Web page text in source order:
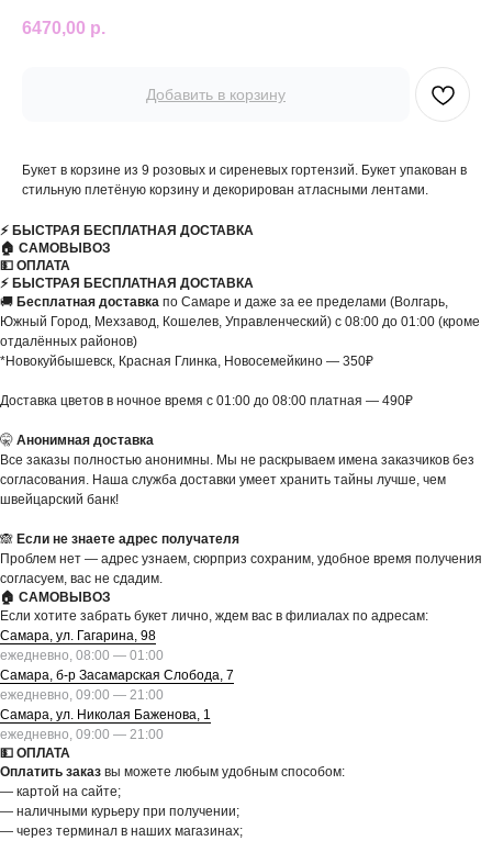
6470,00 р.
Добавить в корзину
Букет в корзине из 9 розовых и сиреневых гортензий. Букет упакован в
стильную плетёную корзину и декорирован атласными лентами.
⚡️ БЫСТРАЯ БЕСПЛАТНАЯ ДОСТАВКА
🏠 САМОВЫВОЗ
💵 ОПЛАТА
⚡️ БЫСТРАЯ БЕСПЛАТНАЯ ДОСТАВКА
🚚 Бесплатная доставка по Самаре и даже за ее пределами (Волгарь,
Южный Город, Мехзавод, Кошелев, Управленческий) с 08:00 до 01:00 (кроме
отдалённых районов)
*Новокуйбышевск, Красная Глинка, Новосемейкино — 350₽
Доставка цветов в ночное время с 01:00 до 08:00 платная — 490₽
🤫 Анонимная доставка
Все заказы полностью анонимны. Мы не раскрываем имена заказчиков без
согласования. Наша служба доставки умеет хранить тайны лучше, чем
швейцарский банк!
🙈 Если не знаете адрес получателя
Проблем нет — адрес узнаем, сюрприз сохраним, удобное время получения
согласуем, вас не сдадим.
🏠 САМОВЫВОЗ
Если хотите забрать букет лично, ждем вас в филиалах по адресам:
Самара, ул. Гагарина, 98
ежедневно, 08:00 — 01:00
Самара, б-р Засамарская Слобода, 7
ежедневно, 09:00 — 21:00
Самара, ул. Николая Баженова, 1
ежедневно, 09:00 — 21:00
💵 ОПЛАТА
Оплатить заказ вы можете любым удобным способом:
— картой на сайте;
— наличными курьеру при получении;
— через терминал в наших магазинах;